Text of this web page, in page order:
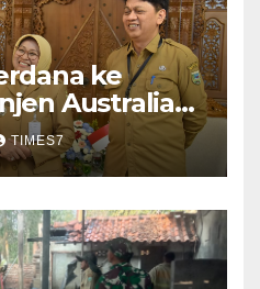
ke
Australia
Pariwisata
TIMES7